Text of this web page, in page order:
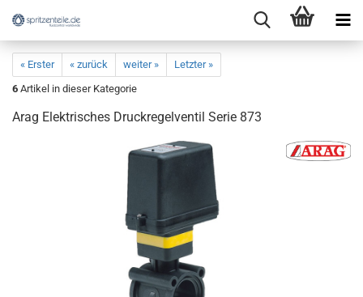
« Erster « zurück weiter »
Letzter »
6 Artikel in dieser Kategorie
Arag Elektrisches Druckregelventil Serie 873